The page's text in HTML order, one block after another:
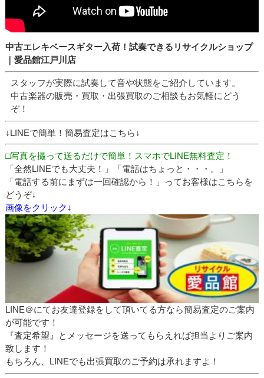
中古エレキベースギター入荷！試奏できるリサイクルショップ
｜愛品館江戸川店
スタッフが実際に試奏して音や状態をご紹介しています。
中古楽器の販売・買取・出張買取のご相談もお気軽にどう
ぞ！
↓LINEで簡単！簡易査定はこちら↓
□写真を撮って送るだけで簡単！スマホでLINE無料査定！
「全然LINEでも大丈夫！」「電話はちょっと・・・。」
「電話する前にまずは一回確認から！」ってお客様はこちらを
どうぞ↓
画像をクリック↓
LINE＠にてお友達登録をして頂いてる方なら簡易査定のご案内
が可能です！
『査定希望』とメッセージを送ってもらえれば担当よりご案内
致します！
もちろん、LINEでも出張買取のご予約は承れますよ！